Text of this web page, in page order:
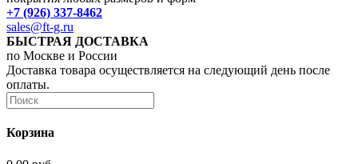
+7 (926) 337-8462
sales@ft-g.ru
БЫСТРАЯ ДОСТАВКА
по Москве и России
Доставка товара осуществляется на следующий день после
оплаты.
Корзина